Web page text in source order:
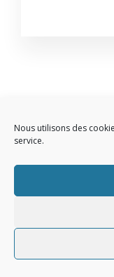
Nous utilisons des
service.